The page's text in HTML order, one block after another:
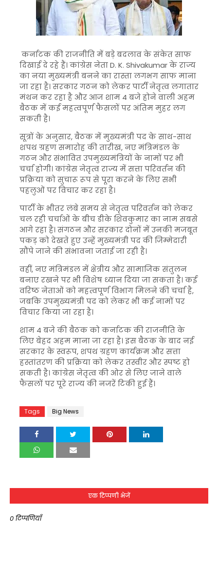
कर्नाटक की राजनीति में बड़े बदलाव के संकेत साफ
दिखाई दे रहे हैं। कांग्रेस नेताD. K. Shivakumarके राज्य
का नया मुख्यमंत्री बनने का रास्ता लगभग साफ माना
जा रहा है। सरकार गठन को लेकर पार्टी नेतृत्व लगातार
मंथन कर रहा है और आज शाम 4 बजे होने वाली अहम
बैठक में कई महत्वपूर्ण फैसलों पर अंतिम मुहर लग
सकती है।
सूत्रों के अनुसार, बैठक में मुख्यमंत्री पद के साथ-साथ
शपथ ग्रहण समारोह की तारीख, नए मंत्रिमंडल के
गठन और संभावित उपमुख्यमंत्रियों के नामों पर भी
चर्चा होगी। कांग्रेस नेतृत्व राज्य में सत्ता परिवर्तन की
प्रक्रिया को सुचारू रूप से पूरा करने के लिए सभी
पहलुओं पर विचार कर रहा है।
पार्टी के भीतर लंबे समय से नेतृत्व परिवर्तन को लेकर
चल रही चर्चाओं के बीच डीके शिवकुमार का नाम सबसे
आगे रहा है। संगठन और सरकार दोनों में उनकी मजबूत
पकड़ को देखते हुए उन्हें मुख्यमंत्री पद की जिम्मेदारी
सौंपे जाने की संभावना जताई जा रही है।
वहीं, नए मंत्रिमंडल में क्षेत्रीय और सामाजिक संतुलन
बनाए रखने पर भी विशेष ध्यान दिया जा सकता है। कई
वरिष्ठ नेताओं को महत्वपूर्ण विभाग मिलने की चर्चा है,
जबकि उपमुख्यमंत्री पद को लेकर भी कई नामों पर
विचार किया जा रहा है।
शाम 4 बजे की बैठक को कर्नाटक की राजनीति के
लिए बेहद अहम माना जा रहा है। इस बैठक के बाद नई
सरकार के स्वरूप, शपथ ग्रहण कार्यक्रम और सत्ता
हस्तांतरण की प्रक्रिया को लेकर तस्वीर और स्पष्ट हो
सकती है। कांग्रेस नेतृत्व की ओर से लिए जाने वाले
फैसलों पर पूरे राज्य की नजरें टिकी हुई हैं।
Tags Big News
एक टिप्पणी भेजें
0 टिप्पणियाँ